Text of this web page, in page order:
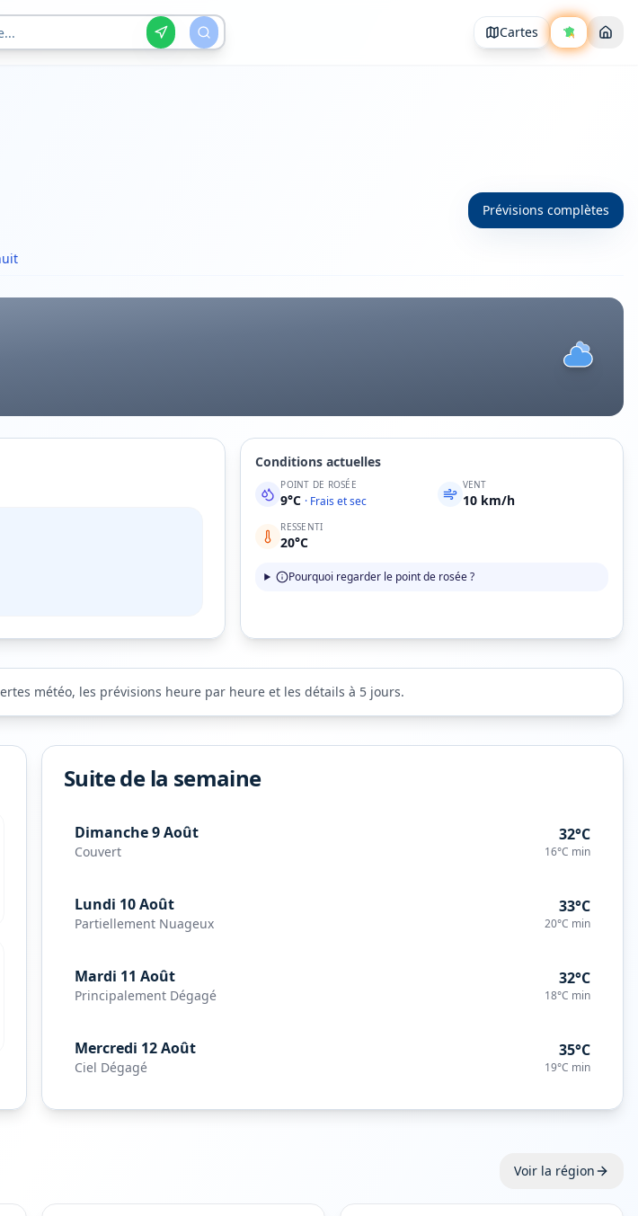
Cartes
Prévisions complètes
Conditions actuelles
POINT DE ROSÉE
9°C · Frais et sec
VENT
10km/h
RESSENTI
20°C
Pourquoi regarder le point de rosée ?
météo, les prévisions heure par heure et les détails à 5 jours.
Suite de la semaine
Dimanche 9 Août
Couvert
32°C
16°C min
Lundi 10 Août
Partiellement Nuageux
33°C
20°C min
Mardi 11 Août
Principalement Dégagé
32°C
18°C min
Mercredi 12 Août
Ciel Dégagé
35°C
19°C min
Voir la région